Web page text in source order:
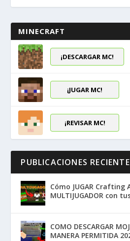
MINECRAFT
¡DESCARGAR MC!
¡JUGAR MC!
¡REVISAR MC!
PUBLICACIONES
Cómo JUGAR Crafting
MULTIJUGADOR con
COMO DESCARGAR
MANERA PERMITIDA